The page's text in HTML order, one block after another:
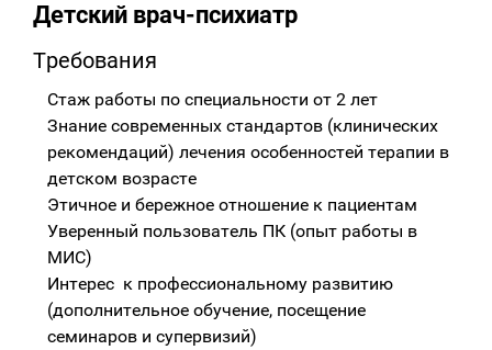
Детский врач-психиатр
Требования
Стаж работы по специальности от 2 лет
Знание современных стандартов (клинических
рекомендаций) лечения особенностей терапии в
детском возрасте
Этичное и бережное отношение к пациентам
Уверенный пользователь ПК (опыт работы в
МИС)
Интерес к профессиональному развитию
(дополнительное обучение, посещение
семинаров и супервизий)